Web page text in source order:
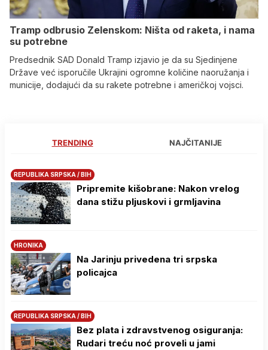
Tramp odbrusio Zelenskom: Ništa od raketa, i nama
su potrebne
Predsednik SAD Donald Tramp izjavio je da su Sjedinjene
Države već isporučile Ukrajini ogromne količine naoružanja i
municije, dodajući da su rakete potrebne i američkoj vojsci.
TRENDING NAJČITANIJE
REPUBLIKA SRPSKA / BIH
Pripremite kišobrane: Nakon vrelog
dana stižu pljuskovi i grmljavina
HRONIKA
Na Јarinju privedena tri srpska
policajca
REPUBLIKA SRPSKA / BIH
Bez plata i zdravstvenog osiguranja:
Rudari treću noć proveli u jami